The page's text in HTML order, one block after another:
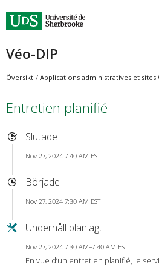
Véo-DIP
Översikt Applications administratives et sites
Entretien planifié
Slutade
Nov 27, 2024 7:40 AM EST
Började
Nov 27, 2024 7:30 AM EST
Underhåll planlagt
Nov 27, 2024 7:30 AM–7:40 AM EST
En vue d’un entretien planifié, le